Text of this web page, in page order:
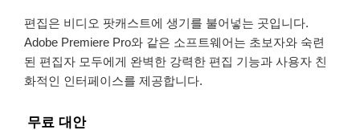
편집은 비디오 팟캐스트에 생기를 불어넣는 곳입니다.
Adobe Premiere Pro와 같은 소프트웨어는 초보자와 숙련
된 편집자 모두에게 완벽한 강력한 편집 기능과 사용자 친
화적인 인터페이스를 제공합니다.
무료 대안